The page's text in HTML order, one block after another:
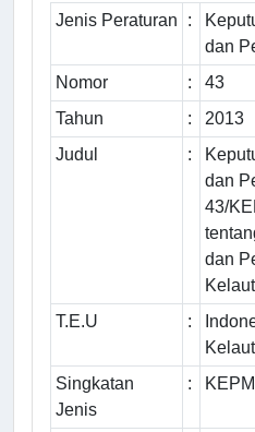
Jenis Peraturan :
dan
Nomor
:
43
Tahun
:
2013
Judul
:
dan
43/
dan
T.E.U
:
Singkatan
Jenis
: